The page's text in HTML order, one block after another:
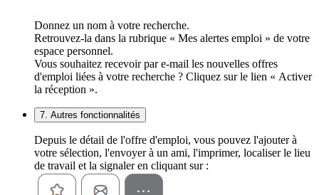
Donnez un nom à votre recherche.
Retrouvez-la dans la rubrique « Mes alertes emploi » de votre
espace personnel.
Vous souhaitez recevoir par e-mail les nouvelles offres
d'emploi liées à votre recherche ? Cliquez sur le lien « Activer
la réception ».
7. Autres fonctionnalités
Depuis le détail de l'offre d'emploi, vous pouvez l'ajouter à
votre sélection, l'envoyer à un ami, l'imprimer, localiser le lieu
de travail et la signaler en cliquant sur :